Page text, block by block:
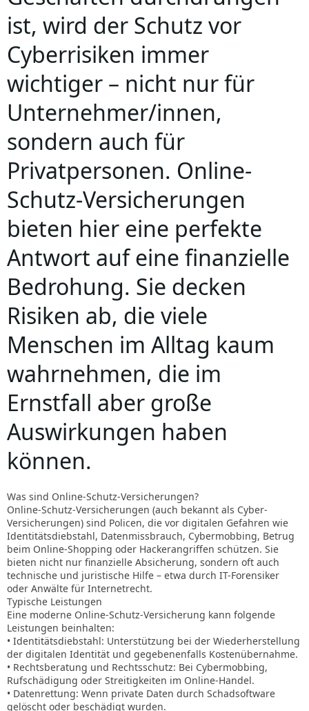
ist, wird der Schutz vor
Cyberrisiken immer
wichtiger – nicht nur für
Unternehmer/innen,
sondern auch für
Privatpersonen. Online-
Schutz-Versicherungen
bieten hier eine perfekte
Antwort auf eine finanzielle
Bedrohung. Sie decken
Risiken ab, die viele
Menschen im Alltag kaum
wahrnehmen, die im
Ernstfall aber große
Auswirkungen haben
können.
Was sind Online-Schutz-Versicherungen?
Online-Schutz-Versicherungen (auch bekannt als Cyber-
Versicherungen) sind Policen, die vor digitalen Gefahren wie
Identitätsdiebstahl, Datenmissbrauch, Cybermobbing, Betrug
beim Online-Shopping oder Hackerangriffen schützen. Sie
bieten nicht nur finanzielle Absicherung, sondern oft auch
technische und juristische Hilfe – etwa durch IT-Forensiker
oder Anwälte für Internetrecht.
Typische Leistungen
Eine moderne Online-Schutz-Versicherung kann folgende
Leistungen beinhalten:
• Identitätsdiebstahl: Unterstützung bei der Wiederherstellung
der digitalen Identität und gegebenenfalls Kostenübernahme.
• Rechtsberatung und Rechtsschutz: Bei Cybermobbing,
Rufschädigung oder Streitigkeiten im Online-Handel.
• Datenrettung: Wenn private Daten durch Schadsoftware
gelöscht oder beschädigt wurden.